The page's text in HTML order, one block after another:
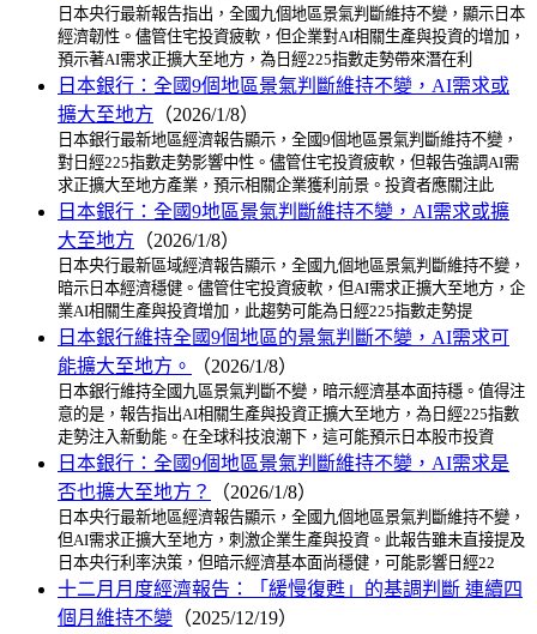
日本央行最新報告指出，全國九個地區景氣判斷維持不變，顯示日本
經濟韌性。儘管住宅投資疲軟，但企業對AI相關生產與投資的增加，
預示著AI需求正擴大至地方，為日經225指數走勢帶來潛在利
日本銀行：全國9個地區景氣判斷維持不變，AI需求或
擴大至地方 （2026/1/8）
日本銀行最新地區經濟報告顯示，全國9個地區景氣判斷維持不變，
對日經225指數走勢影響中性。儘管住宅投資疲軟，但報告強調AI需
求正擴大至地方產業，預示相關企業獲利前景。投資者應關注此
日本銀行：全國9地區景氣判斷維持不變，AI需求或擴
大至地方 （2026/1/8）
日本央行最新區域經濟報告顯示，全國九個地區景氣判斷維持不變，
暗示日本經濟穩健。儘管住宅投資疲軟，但AI需求正擴大至地方，企
業AI相關生產與投資增加，此趨勢可能為日經225指數走勢提
日本銀行維持全國9個地區的景氣判斷不變，AI需求可
能擴大至地方。
（2026/1/8）
日本銀行維持全國九區景氣判斷不變，暗示經濟基本面持穩。值得注
意的是，報告指出AI相關生產與投資正擴大至地方，為日經225指數
走勢注入新動能。在全球科技浪潮下，這可能預示日本股市投資
日本銀行：全國9個地區景氣判斷維持不變，AI需求是
否也擴大至地方？
（2026/1/8）
日本央行最新地區經濟報告顯示，全國九個地區景氣判斷維持不變，
但AI需求正擴大至地方，刺激企業生產與投資。此報告雖未直接提及
日本央行利率決策，但暗示經濟基本面尚穩健，可能影響日經22
十二月月度經濟報告：「緩慢復甦」的基調判斷 連續四
個月維持不變 （2025/12/19）